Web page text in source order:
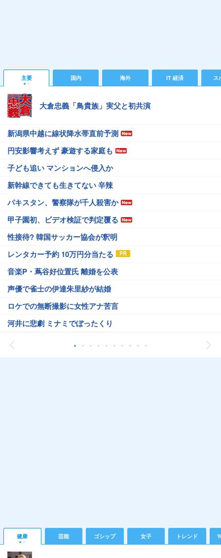
主要 国内 海外 IT 経済 ス
大倉忠義「鳥貴族」実父と初共演
新潟県中越に線状降水帯直前予測
円安影響考えず 豪遊する家庭も
子ども追い マンションへ侵入か
新幹線できても生きてない 辛辣
パキスタン、警察隊が千人殺害か
甲子園初、ビデオ検証で判定覆る
性接待? 韓国サッカー協会が釈明
レンタカー予約 10万円分当たる
音楽P・蔦谷好位置氏 離婚を公表
声優で雀士の伊達朱里紗が結婚
ロケでの無断撮影に女性アナ苦言
河井に悲劇 ミナミでぼったくり
健康 芸能 ゴシップ 女子 トレンド